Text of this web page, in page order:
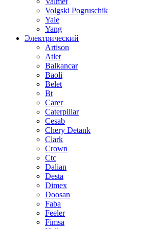
Volgski Pogruschik
Yale
Yang
Электрический
Artison
Atlet
Balkancar
Baoli
Belet
Bt
Carer
Caterpillar
Cesab
Chery Detank
Clark
Crown
Ctc
Dalian
Desta
Dimex
Doosan
Faba
Feeler
Fimsa